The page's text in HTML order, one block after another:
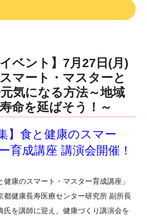
イベント】7月27日(月)
マート・マスターと
気になる方法～地域
命を延ばそう！～
】食と健康のスマー
育成講座 講演会開催！
康のスマート・マスター育成講座」
都健康長寿医療センター研究所 副所長
氏を講師に迎え、健康づくり講演会を